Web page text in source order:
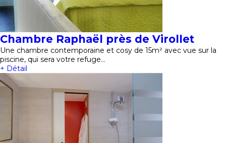
Chambre Raphaël près de Virollet
Une chambre contemporaine et cosy de 15m² avec vue sur la
piscine, qui sera votre refuge…
+ Détail